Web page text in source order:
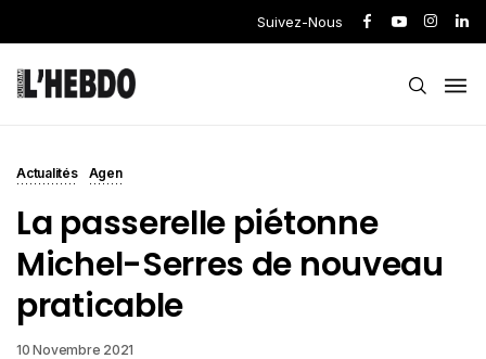
Suivez-Nous
Actualités Agen
La passerelle piétonne
Michel-Serres de nouveau
praticable
10 Novembre 2021